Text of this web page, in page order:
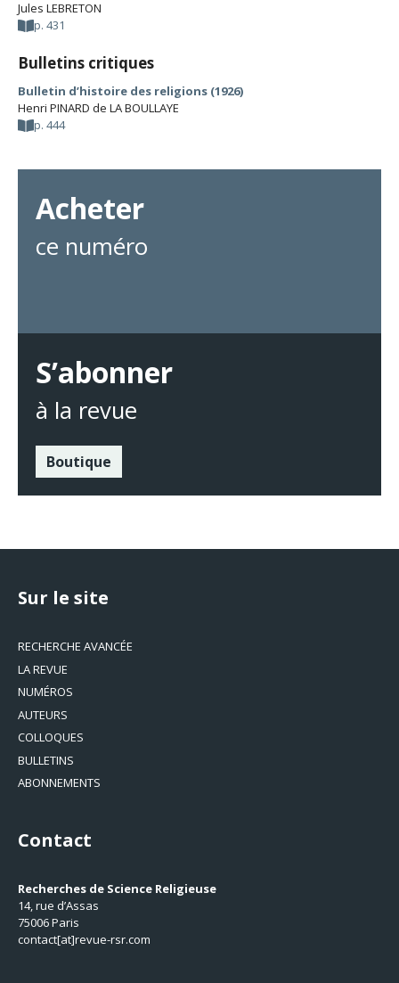
Jules LEBRETON
p. 431
Bulletins critiques
Bulletin d’histoire des religions (1926)
Henri PINARD de LA BOULLAYE
p. 444
Acheter
ce numéro
S’abonner
à la revue
Boutique
Sur le site
RECHERCHE AVANCÉE
LA REVUE
NUMÉROS
AUTEURS
COLLOQUES
BULLETINS
ABONNEMENTS
Contact
Recherches de Science Religieuse
14, rue d’Assas
75006 Paris
contact[at]revue-rsr.com